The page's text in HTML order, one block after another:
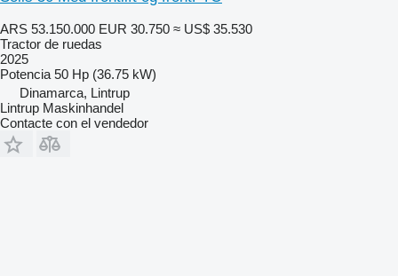
ARS 53.150.000 EUR 30.750 ≈ US$ 35.530
Tractor de ruedas
2025
Potencia 50 Hp (36.75 kW)
Dinamarca, Lintrup
Lintrup Maskinhandel
Contacte con el vendedor